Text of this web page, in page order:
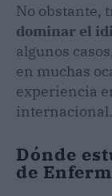
No obstante,
dominar el
algunos
en muchas
experiencia
internacional.
Dónde
de